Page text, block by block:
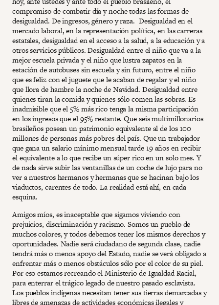
compromiso de combatir día y noche todas las formas de
desigualdad. De ingresos, género y raza. Desigualdad en el
mercado laboral, en la representación política, en las carreras
estatales, desigualdad en el acceso a la salud, a la educación y a
otros servicios públicos. Desigualdad entre el niño que va a la
mejor escuela privada y el niño que lustra zapatos en la
estación de autobuses sin escuela y sin futuro, entre el niño
que es feliz con el juguete que le acaban de regalar y el niño
que llora de hambre la noche de Navidad. Desigualdad entre
quienes tiran la comida y quienes sólo comen las sobras. Es
inadmisible que el 5% más rico tenga la misma participación
en los ingresos que el 95% restante. Que seis multimillonarios
brasileños posean un patrimonio equivalente al de los 100
millones de personas más pobres del país. Que un trabajador
que gana un salario mínimo mensual tarde 19 años en recibir
el equivalente a lo que recibe un súper rico en un solo mes. Y
de nada sirve subir las ventanillas de un coche de lujo para no
ver a nuestros hermanos y hermanas que se hacinan bajo los
viaductos, carentes de todo. La realidad está ahí, en cada
esquina.
Amigos míos, es inaceptable que sigamos viviendo con
prejuicios, discriminación y racismo. Somos un pueblo de
muchos colores, y todos debemos tener los mismos derechos y
oportunidades. Nadie será ciudadano de segunda clase, nadie
tendrá más o menos apoyo del Estado, nadie se verá obligado a
enfrentar más o menos obstáculos sólo por el color de su piel.
Por eso estamos recreando el Ministerio de Igualdad Racial,
para enterrar el trágico legado de nuestro pasado esclavista.
Los pueblos indígenas necesitan tener sus tierras demarcadas y
libres de amenazas de actividades económicas ilegales y